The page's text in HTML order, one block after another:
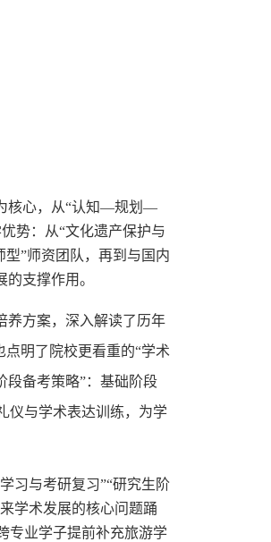
核心，从“认知—规划—
势：从“文化遗产保护与
”师资团队，再到与国内
支撑作用。
养方案，深入解读了历年
明了院校更看重的“学术
段备考策略”：基础阶段
仪与学术表达训练，为学
习与考研复习”“研究生阶
学术发展的核心问题踊
专业学子提前补充旅游学